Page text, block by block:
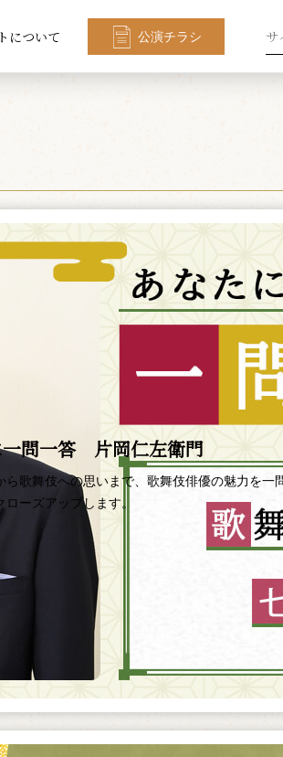
について 公演チラシ
一問一答 片岡仁左衛門
ら歌舞伎への思いまで、歌舞伎俳優の魅力を一
ーズアップします。